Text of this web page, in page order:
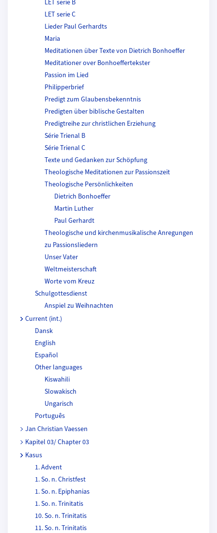
LET serie B
LET serie C
Lieder Paul Gerhardts
Maria
Meditationen über Texte von Dietrich Bonhoeffer
Meditationer over Bonhoeffertekster
Passion im Lied
Philipperbrief
Predigt zum Glaubensbekenntnis
Predigten über biblische Gestalten
Predigtreihe zur christlichen Erziehung
Série Trienal B
Série Trienal C
Texte und Gedanken zur Schöpfung
Theologische Meditationen zur Passionszeit
Theologische Persönlichkeiten
Dietrich Bonhoeffer
Martin Luther
Paul Gerhardt
Theologische und kirchenmusikalische Anregungen
zu Passionsliedern
Unser Vater
Weltmeisterschaft
Worte vom Kreuz
Schulgottesdienst
Anspiel zu Weihnachten
Current (int.)
Dansk
English
Español
Other languages
Kiswahili
Slowakisch
Ungarisch
Português
Jan Christian Vaessen
Kapitel 03/ Chapter 03
Kasus
1. Advent
1. So. n. Christfest
1. So. n. Epiphanias
1. So. n. Trinitatis
10. So. n. Trinitatis
11. So. n. Trinitatis